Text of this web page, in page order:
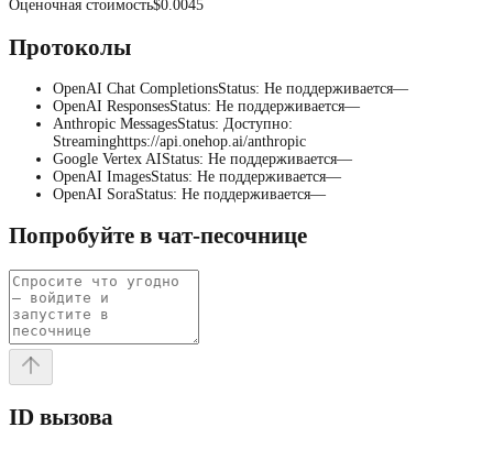
Оценочная стоимость$0.0045
Протоколы
OpenAI Chat CompletionsStatus: Не поддерживается—
OpenAI ResponsesStatus: Не поддерживается—
Anthropic MessagesStatus: Доступно:
Streaminghttps://api.onehop.ai/anthropic
Google Vertex AIStatus: Не поддерживается—
OpenAI ImagesStatus: Не поддерживается—
OpenAI SoraStatus: Не поддерживается—
Попробуйте в чат-песочнице
ID вызова